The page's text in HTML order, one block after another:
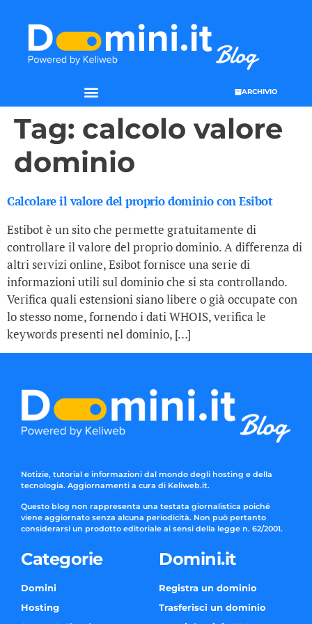
ARCHIVIO
Tag: calcolo valore
dominio
Calcolare il valore del proprio dominio con Esibot
Estibot è un sito che permette gratuitamente di
controllare il valore del proprio dominio. A differenza di
altri servizi online, Esibot fornisce una serie di
informazioni utili sul dominio che si sta controllando.
Verifica quali estensioni siano libere o già occupate con
lo stesso nome, fornendo i dati WHOIS, verifica le
keywords presenti nel dominio, […]
Notizie, tutorial e informazioni dal mondo degli hosting e della
tecnologia. Aggiornamenti a cura di Keliweb.it.
Questo blog non rappresenta una testata giornalistica poiché
viene aggiornato senza alcuna periodicità. Non può pertanto
considerarsi un prodotto editoriale ai sensi della legge n. 62/2001.
Categorie
Domini
Hosting
Domini.it
Registra un dominio
Trasferisci un dominio